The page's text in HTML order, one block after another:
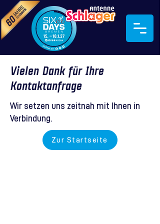
Vielen Dank für Ihre
Kontaktanfrage
Wir setzen uns zeitnah mit Ihnen in
Verbindung.
Zur Startseite